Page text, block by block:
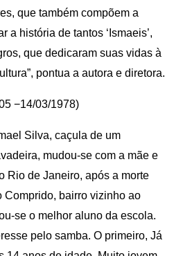
que também compõem a
a história de tantos ‘Ismaeis’,
que dedicaram suas vidas à
pontua a autora e diretora.
−14/03/1978)
Silva, caçula de um
mudou-se com a mãe e
Rio de Janeiro, após a morte
Comprido, bairro vizinho ao
se o melhor aluno da escola.
pelo samba. O primeiro, Já